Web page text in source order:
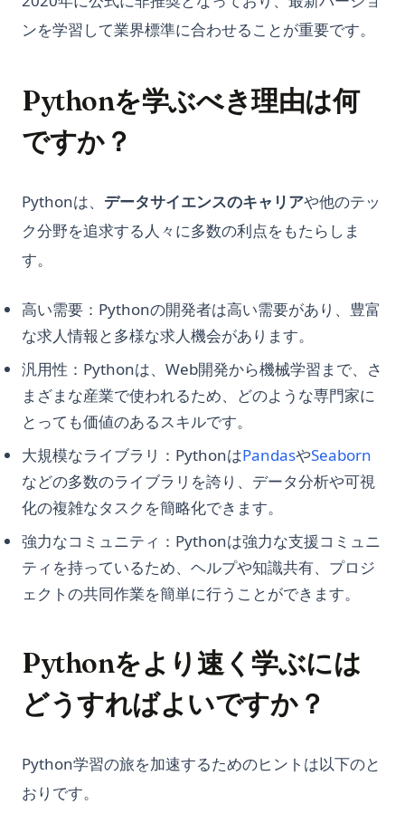
ンを学習して業界標準に合わせることが重要です。
Pythonを学ぶべき理由は何
ですか？
Pythonは、 データサイエンスのキャリアや他のテッ
ク分野を追求する人々に多数の利点をもたらしま
す。
高い需要：Pythonの開発者は高い需要があり、豊富
な求人情報と多様な求人機会があります。
汎用性：Pythonは、Web開発から機械学習まで、さ
まざまな産業で使われるため、どのような専門家に
とっても価値のあるスキルです。
大規模なライブラリ：PythonはPandasやSeaborn
などの多数のライブラリを誇り、データ分析や可視
化の複雑なタスクを簡略化できます。
強力なコミュニティ：Pythonは強力な支援コミュニ
ティを持っているため、ヘルプや知識共有、プロジ
ェクトの共同作業を簡単に行うことができます。
Pythonをより速く学ぶには
どうすればよいですか？
Python学習の旅を加速するためのヒントは以下のと
おりです。